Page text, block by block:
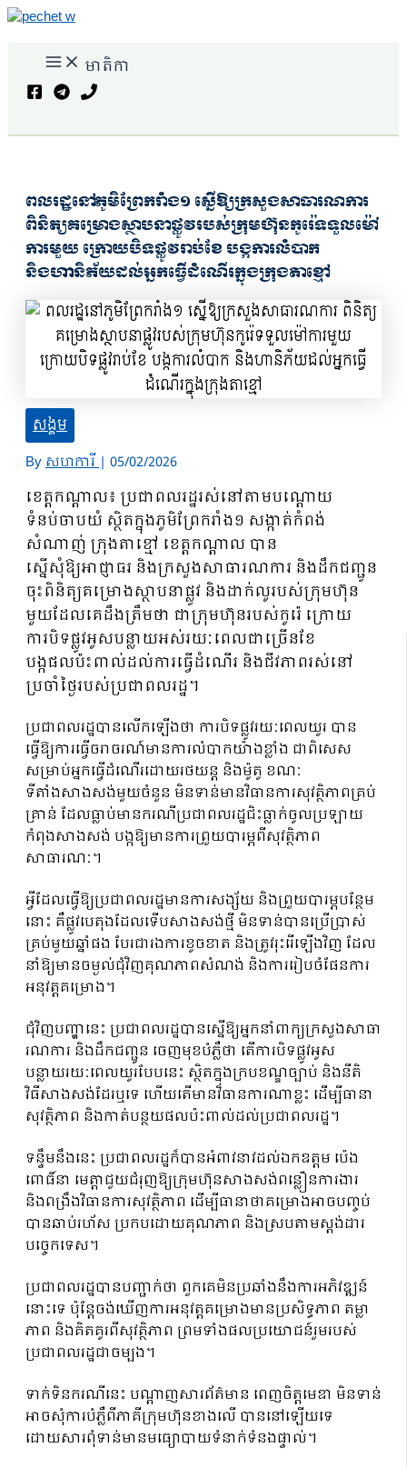
Skip
contentMain
Menu មាតិកា
ពលរដ្ឋនៅភូមិព្រែករាំង១ ស្នើឱ្យក្រសួងសាធារណការ
ពិនិត្យគម្រោងស្ថាបនាផ្លូវរបស់ក្រុមហ៊ុនកូរ៉េទទួលម៉ៅ
ការមួយ ក្រោយបិទផ្លូវរាប់ខែ បង្កការលំបាក
និងហានិភ័យដល់អ្នកធ្វើដំណើរក្នុងក្រុងតាខ្មៅ
សង្គម
Byសហការី| 05/02/2026
ខេត្តកណ្ដាល៖ ប្រជាពលរដ្ឋរស់នៅតាមបណ្ដោយ
ទំនប់ចាបយំ ស្ថិតក្នុងភូមិព្រែករាំង១ សង្កាត់កំពង់
សំណាញ់ ក្រុងតាខ្មៅ ខេត្តកណ្ដាល បាន
ស្នើសុំឱ្យអាជ្ញាធរ និងក្រសួងសាធារណការ និងដឹកជញ្ជូន
ចុះពិនិត្យគម្រោងស្ថាបនាផ្លូវ និងដាក់លូរបស់ក្រុមហ៊ុន
មួយដែលគេដឹងត្រឹមថា ជាក្រុមហ៊ុនរបស់កូរ៉េ ក្រោយ
ការបិទផ្លូវអូសបន្លាយអស់រយៈពេលជាច្រើនខែ
បង្កផលប៉ះពាល់ដល់ការធ្វើដំណើរ និងជីវភាពរស់នៅ
ប្រចាំថ្ងៃរបស់ប្រជាពលរដ្ឋ។
ប្រជាពលរដ្ឋបានលើកឡើងថា ការបិទផ្លូវរយៈពេលយូរ បាន
ធ្វើឱ្យការធ្វើចរាចរណ៍មានការលំបាកយ៉ាងខ្លាំង ជាពិសេស
សម្រាប់អ្នកធ្វើដំណើរដោយរថយន្ត និងម៉ូតូ ខណៈ
ទីតាំងសាងសង់មួយចំនួន មិនទាន់មានវិធានការសុវត្ថិភាពគ្រប់
គ្រាន់ ដែលធ្លាប់មានករណីប្រជាពលរដ្ឋជិះធ្លាក់ចូលប្រឡាយ
កំពុងសាងសង់ បង្កឱ្យមានការព្រួយបារម្ភពីសុវត្ថិភាព
សាធារណៈ។
អ្វីដែលធ្វើឱ្យប្រជាពលរដ្ឋមានការសង្ស័យ និងព្រួយបារម្ភបន្ថែម
នោះ គឺផ្លូវបេតុងដែលទើបសាងសង់ថ្មី មិនទាន់បានប្រើប្រាស់
គ្រប់មួយឆ្នាំផង បែរជារងការខូចខាត និងត្រូវរុះរើឡើងវិញ ដែល
នាំឱ្យមានចម្ងល់ជុំវិញគុណភាពសំណង់ និងការរៀបចំផែនការ
អនុវត្តគម្រោង។
ជុំវិញបញ្ហានេះ ប្រជាពលរដ្ឋបានស្នើឱ្យអ្នកនាំពាក្យក្រសួងសាធា
រណការ និងដឹកជញ្ជូន ចេញមុខបំភ្លឺថា តើការបិទផ្លូវអូស
បន្លាយរយៈពេលយូរបែបនេះ ស្ថិតក្នុងក្របខណ្ឌច្បាប់ និងនីតិ
វិធីសាងសង់ដែរឬទេ ហើយតើមានវិធានការណាខ្លះ ដើម្បីធានា
សុវត្ថិភាព និងកាត់បន្ថយផលប៉ះពាល់ដល់ប្រជាពលរដ្ឋ។
ទន្ទឹមនឹងនេះ ប្រជាពលរដ្ឋក៏បានអំពាវនាវដល់ឯកឧត្តម ប៉េង
ពោធិ៍នា មេត្តាជួយជំរុញឱ្យក្រុមហ៊ុនសាងសង់ពន្លឿនការងារ
និងពង្រឹងវិធានការសុវត្ថិភាព ដើម្បីធានាថាគម្រោងអាចបញ្ចប់
បានឆាប់រហ័ស ប្រកបដោយគុណភាព និងស្របតាមស្តង់ដារ
បច្ចេកទេស។
ប្រជាពលរដ្ឋបានបញ្ជាក់ថា ពួកគេមិនប្រឆាំងនឹងការអភិវឌ្ឍន៍
នោះទេ ប៉ុន្តែចង់ឃើញការអនុវត្តគម្រោងមានប្រសិទ្ធភាព តម្លា
ភាព និងគិតគូរពីសុវត្ថិភាព ព្រមទាំងផលប្រយោជន៍រួមរបស់
ប្រជាពលរដ្ឋជាចម្បង។
ទាក់ទិនករណីនេះ បណ្ដាញសារព័ត៌មាន ពេញចិត្តមេឌា មិនទាន់
អាចសុំការបំភ្លឺពីភាគីក្រុមហ៊ុនខាងលើ បាននៅឡើយទេ
ដោយសារពុំទាន់មានមធ្យោបាយទំនាក់ទំនងផ្ទាល់។